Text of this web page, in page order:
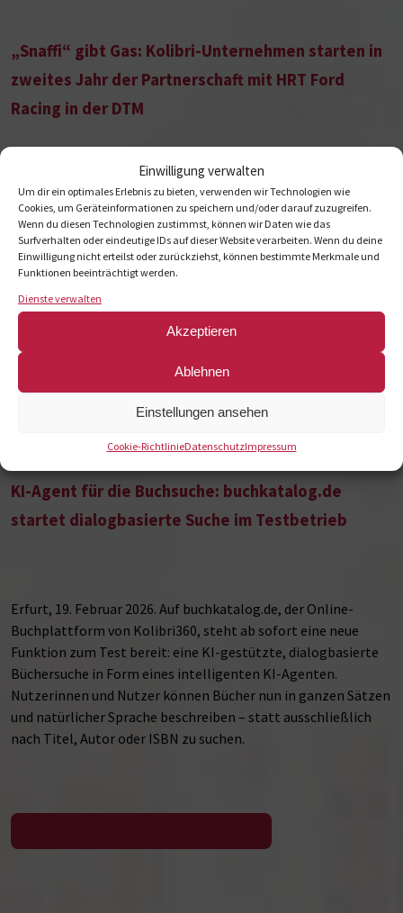
Einwilligung verwalten
Um dir ein optimales Erlebnis zu bieten, verwenden wir Technologien wie
Cookies, um Geräteinformationen zu speichern und/oder darauf zuzugreifen.
Wenn du diesen Technologien zustimmst, können wir Daten wie das
Surfverhalten oder eindeutige IDs auf dieser Website verarbeiten. Wenn du deine
Einwilligung nicht erteilst oder zurückziehst, können bestimmte Merkmale und
Funktionen beeinträchtigt werden.
Dienste verwalten
Akzeptieren
Ablehnen
Einstellungen ansehen
Cookie-RichtlinieDatenschutzImpressum
„Snaffi“ gibt Gas: Kolibri-Unternehmen starten in
zweites Jahr der Partnerschaft mit HRT Ford
Racing in der DTM
Köln, 3. März 2026. Mit dem Start in die neue DTM-Saison geht
auch die erfolgreiche Partnerschaft der Kolibri-Unternehmen
mit HRT Ford Racing in ihr zweites Jahr. Erneut ist Kolibri360
als Teampartner mit an Bord – und setzt mit dem
unverwechselbaren „Snaffi“-Design des Ford Mustang GT3 mit
der Startnummer 64 ein…
Zur Pressemeldung
KI-Agent für die Buchsuche: buchkatalog.de
startet dialogbasierte Suche im Testbetrieb
Erfurt, 19. Februar 2026. Auf buchkatalog.de, der Online-
Buchplattform von Kolibri360, steht ab sofort eine neue
Funktion zum Test bereit: eine KI-gestützte, dialogbasierte
Büchersuche in Form eines intelligenten KI-Agenten.
Nutzerinnen und Nutzer können Bücher nun in ganzen Sätzen
und natürlicher Sprache beschreiben – statt ausschließlich
nach Titel, Autor oder ISBN zu suchen.
Kontakt